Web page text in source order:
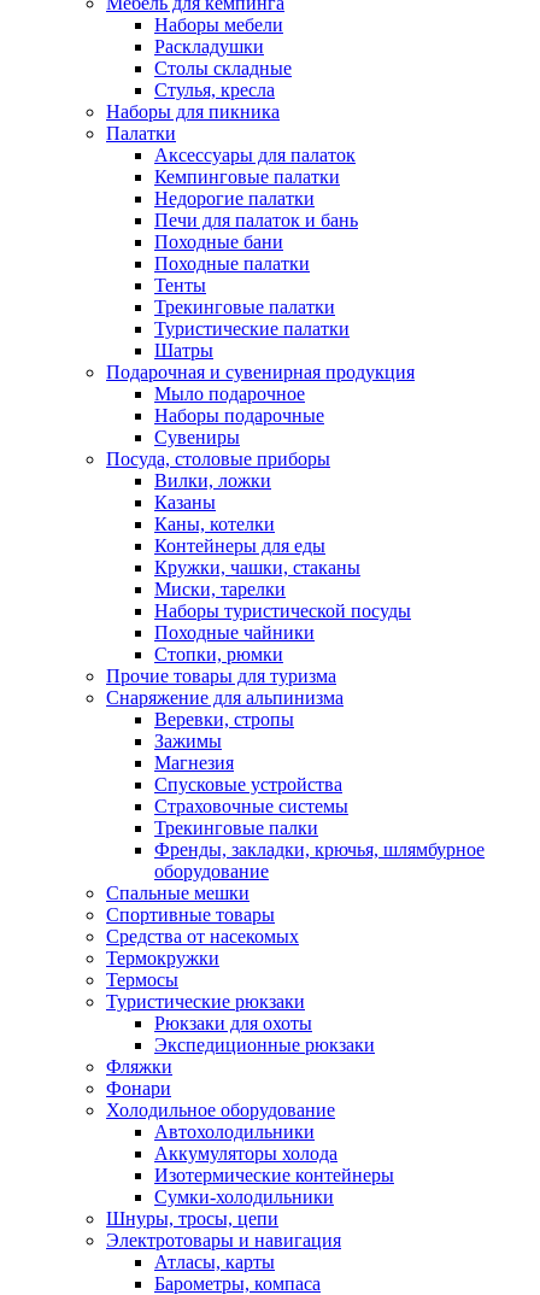
Наборы мебели
Раскладушки
Столы складные
Стулья, кресла
Наборы для пикника
Палатки
Аксессуары для палаток
Кемпинговые палатки
Недорогие палатки
Печи для палаток и бань
Походные бани
Походные палатки
Тенты
Трекинговые палатки
Туристические палатки
Шатры
Подарочная и сувенирная продукция
Мыло подарочное
Наборы подарочные
Сувениры
Посуда, столовые приборы
Вилки, ложки
Казаны
Каны, котелки
Контейнеры для еды
Кружки, чашки, стаканы
Миски, тарелки
Наборы туристической посуды
Походные чайники
Стопки, рюмки
Прочие товары для туризма
Снаряжение для альпинизма
Веревки, стропы
Зажимы
Магнезия
Спусковые устройства
Страховочные системы
Трекинговые палки
Френды, закладки, крючья, шлямбурное
оборудование
Спальные мешки
Спортивные товары
Средства от насекомых
Термокружки
Термосы
Туристические рюкзаки
Рюкзаки для охоты
Экспедиционные рюкзаки
Фляжки
Фонари
Холодильное оборудование
Автохолодильники
Аккумуляторы холода
Изотермические контейнеры
Сумки-холодильники
Шнуры, тросы, цепи
Электротовары и навигация
Атласы, карты
Барометры, компаса